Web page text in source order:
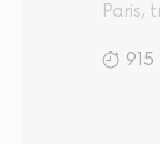
Paris,
915